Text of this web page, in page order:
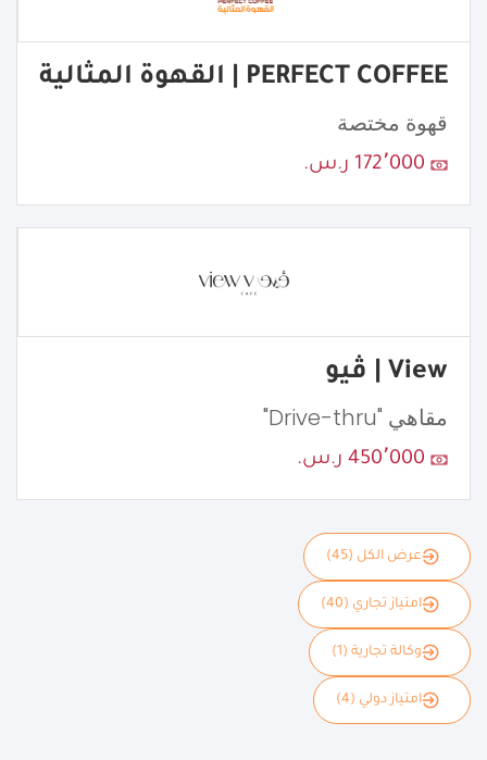
PERFECT COFFEE | القهوة المثالية
قهوة مختصة
172٬000 ر.س.
View | ڤيو
مقاهي "Drive-thru"
450٬000 ر.س.
عرض الكل (45)
امتياز تجاري (40)
وكالة تجارية (1)
امتياز دولي (4)